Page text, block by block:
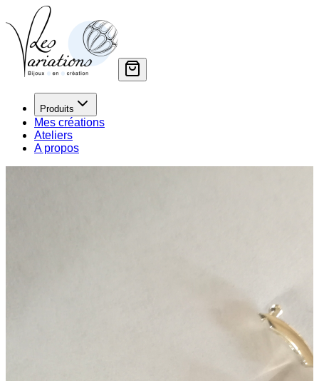
Produits
Mes créations
Ateliers
A propos